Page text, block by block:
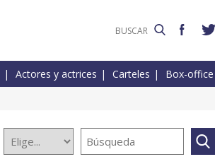
Actores y actrices Carteles Box-office